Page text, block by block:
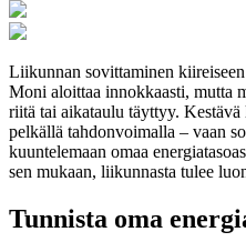
Liikunnan sovittaminen
Moni aloittaa innokkaasti, mutta
riitä tai aikataulu täyttyy.
pelkällä tahdonvoimalla – vaan
kuuntelemaan omaa
sen mukaan, liikunnasta tulee
Tunnista oma